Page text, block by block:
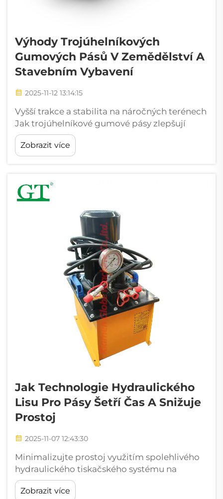
Výhody Trojúhelníkových
Gumových Pásů V Zemědělství A
Stavebním Vybavení
2025-11-12 13:14:15
Vyšší trakce a stabilita na náročných terénech
Jak trojúhelníkové gumové pásy zlepšují
úchop na nerovných površích Gumové pásy
ve tvaru trojúhelníku poskytují strojům lepší
úchop, protože se dotýkají povrchu větší
Zobrazit více
Jak Technologie Hydraulického
Lisu Pro Pásy Šetří Čas A Snižuje
Prostoj
2025-11-07 12:43:30
Minimalizujte prostoj využitím spolehlivého
hydraulického tiskačského systému na
pásovém podvozku. Výzvy spojené s častým
prostojem tradičních tiskařských systémů:
Zobrazit více